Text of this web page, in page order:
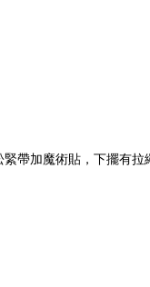
帶加魔術貼，下擺有拉